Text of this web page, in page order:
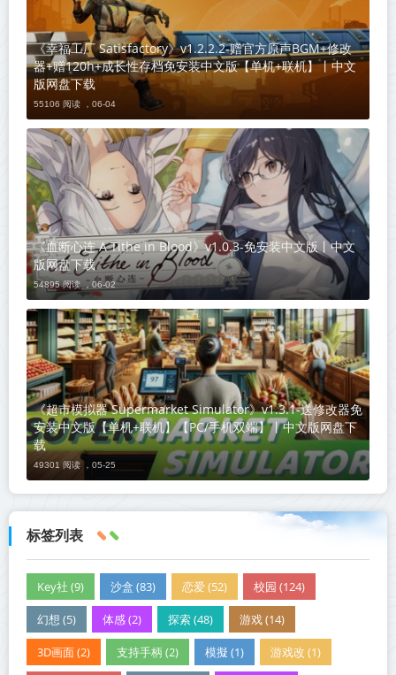
《幸福工厂 Satisfactory》v1.2.2.2-赠官方原声BGM+修改
器+赠120h+成长性存档免安装中文版【单机+联机】丨中文
版网盘下载
55106 阅读 ， 06-04
《血断心连 A Tithe in Blood》v1.0.3-免安装中文版丨中文
版网盘下载
54895 阅读 ， 06-02
《超市模拟器 Supermarket Simulator》v1.3.1-送修改器免
安装中文版【单机+联机】【PC/手机双端】丨中文版网盘下
载
49301 阅读 ， 05-25
标签列表
Key社 (9) 沙盒 (83) 恋爱 (52) 校园 (124)
幻想 (5) 体感 (2) 探索 (48) 游戏 (14)
3D画面 (2) 支持手柄 (2) 模擬 (1) 游戏改 (1)